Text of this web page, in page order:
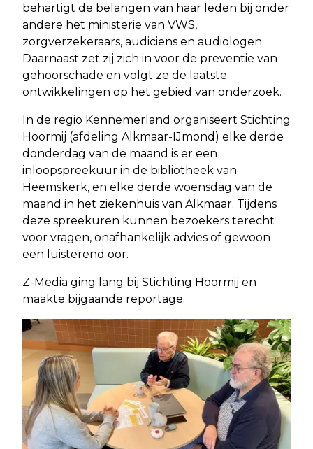
behartigt de belangen van haar leden bij onder
andere het ministerie van VWS,
zorgverzekeraars, audiciens en audiologen.
Daarnaast zet zij zich in voor de preventie van
gehoorschade en volgt ze de laatste
ontwikkelingen op het gebied van onderzoek.
In de regio Kennemerland organiseert Stichting
Hoormij (afdeling Alkmaar-IJmond) elke derde
donderdag van de maand is er een
inloopspreekuur in de bibliotheek van
Heemskerk, en elke derde woensdag van de
maand in het ziekenhuis van Alkmaar. Tijdens
deze spreekuren kunnen bezoekers terecht
voor vragen, onafhankelijk advies of gewoon
een luisterend oor.
Z-Media ging lang bij Stichting Hoormij en
maakte bijgaande reportage.